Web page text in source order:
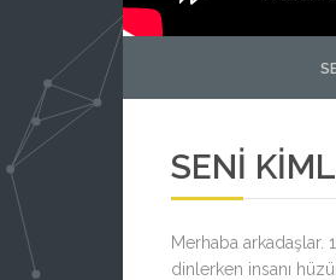
SENI
Merhaba arkadaşlar.
dinlerken insanı